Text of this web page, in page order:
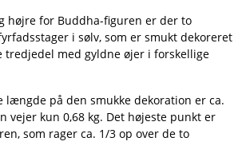
højre for Buddha-figuren er der to
i sølv, som er smukt dekoreret
tredjedel med gyldne øjer i forskellige
længde på den smukke dekoration er ca.
vejer kun 0,68 kg. Det højeste punkt er
som rager ca. 1/3 op over de to